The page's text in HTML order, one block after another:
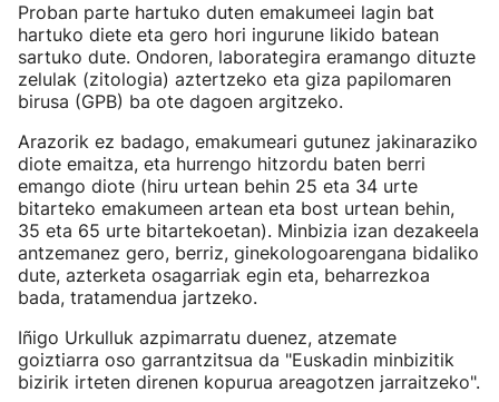
Proban parte hartuko duten emakumeei lagin bat
hartuko diete eta gero hori ingurune likido batean
sartuko dute. Ondoren, laborategira eramango dituzte
zelulak (zitologia) aztertzeko eta giza papilomaren
birusa (GPB) ba ote dagoen argitzeko.
Arazorik ez badago, emakumeari gutunez jakinaraziko
diote emaitza, eta hurrengo hitzordu baten berri
emango diote (hiru urtean behin 25 eta 34 urte
bitarteko emakumeen artean eta bost urtean behin,
35 eta 65 urte bitartekoetan). Minbizia izan dezakeela
antzemanez gero, berriz, ginekologoarengana bidaliko
dute, azterketa osagarriak egin eta, beharrezkoa
bada, tratamendua jartzeko.
Iñigo Urkulluk azpimarratu duenez, atzemate
goiztiarra oso garrantzitsua da "Euskadin minbizitik
bizirik irteten direnen kopurua areagotzen jarraitzeko".